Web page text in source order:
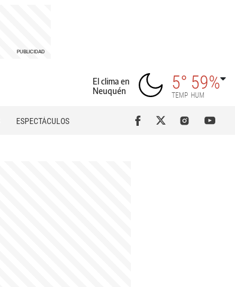
El clima en
Neuquén
5°
TEMP
59%
HUM
ESPECTÁCULOS